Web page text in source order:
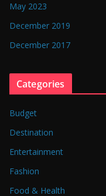
May 2023
December 2019
December 2017
Categories
Budget
Destination
Entertainment
Fashion
Food & Health